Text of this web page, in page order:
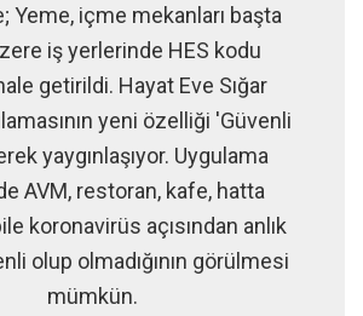
Yeme, içme mekanları başta
iş yerlerinde HES kodu
getirildi. Hayat Eve Sığar
yeni özelliği 'Güvenli
yaygınlaşıyor. Uygulama
AVM, restoran, kafe, hatta
koronavirüs açısından anlık
olup olmadığının görülmesi
mümkün.